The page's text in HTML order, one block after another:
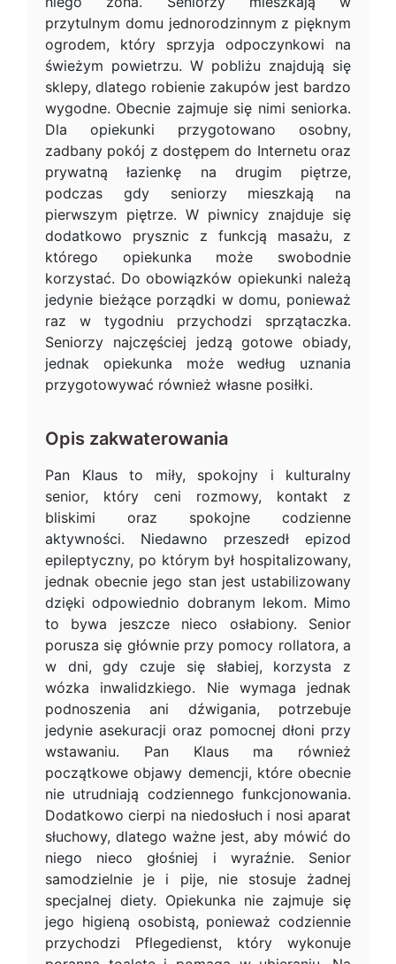
przytulnym domu jednorodzinnym z pięknym
ogrodem, który sprzyja odpoczynkowi na
świeżym powietrzu. W pobliżu znajdują się
sklepy, dlatego robienie zakupów jest bardzo
wygodne. Obecnie zajmuje się nimi seniorka.
Dla opiekunki przygotowano osobny,
zadbany pokój z dostępem do Internetu oraz
prywatną łazienkę na drugim piętrze,
podczas gdy seniorzy mieszkają na
pierwszym piętrze. W piwnicy znajduje się
dodatkowo prysznic z funkcją masażu, z
którego opiekunka może swobodnie
korzystać. Do obowiązków opiekunki należą
jedynie bieżące porządki w domu, ponieważ
raz w tygodniu przychodzi sprzątaczka.
Seniorzy najczęściej jedzą gotowe obiady,
jednak opiekunka może według uznania
przygotowywać również własne posiłki.
Opis zakwaterowania
Pan Klaus to miły, spokojny i kulturalny
senior, który ceni rozmowy, kontakt z
bliskimi oraz spokojne codzienne
aktywności. Niedawno przeszedł epizod
epileptyczny, po którym był hospitalizowany,
jednak obecnie jego stan jest ustabilizowany
dzięki odpowiednio dobranym lekom. Mimo
to bywa jeszcze nieco osłabiony. Senior
porusza się głównie przy pomocy rollatora, a
w dni, gdy czuje się słabiej, korzysta z
wózka inwalidzkiego. Nie wymaga jednak
podnoszenia ani dźwigania, potrzebuje
jedynie asekuracji oraz pomocnej dłoni przy
wstawaniu. Pan Klaus ma również
początkowe objawy demencji, które obecnie
nie utrudniają codziennego funkcjonowania.
Dodatkowo cierpi na niedosłuch i nosi aparat
słuchowy, dlatego ważne jest, aby mówić do
niego nieco głośniej i wyraźnie. Senior
samodzielnie je i pije, nie stosuje żadnej
specjalnej diety. Opiekunka nie zajmuje się
jego higieną osobistą, ponieważ codziennie
przychodzi Pflegedienst, który wykonuje